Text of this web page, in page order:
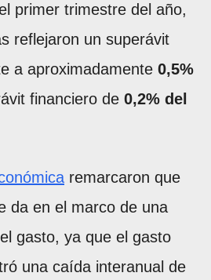
primer trimestre del año,
reflejaron un superávit
a aproximadamente 0,5%
financiero de 0,2% del
remarcaron que
da en el marco de una
gasto, ya que el gasto
una caída interanual de